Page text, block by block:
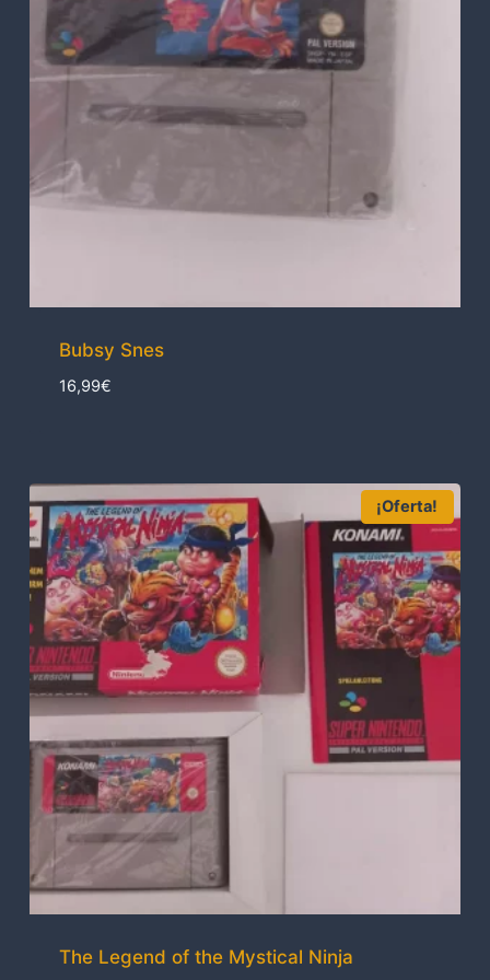
Bubsy Snes
16,99€
¡Oferta!
The Legend of the Mystical Ninja